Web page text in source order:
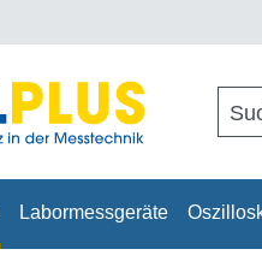
Labormessgeräte